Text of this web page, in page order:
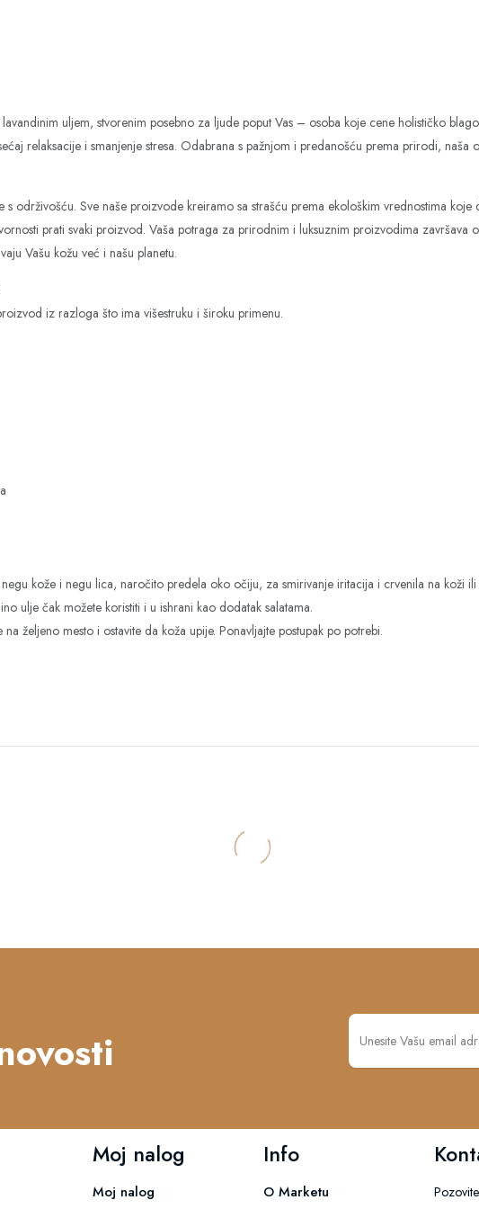
uljem, stvorenim posebno za ljude poput Vas – osoba koje cene holističko
relaksacije i smanjenje stresa. Odabrana s pažnjom i predanošću prema prirodi,
s održivošću. Sve naše proizvode kreiramo sa strašću prema ekološkim vrednostima
prati svaki proizvod. Vaša potraga za prirodnim i luksuznim proizvodima završava
Vašu kožu već i našu planetu.
iz razloga što ima višestruku i široku primenu.
kože i negu lica, naročito predela oko očiju, za smirivanje iritacija i crvenila na koži
ulje čak možete koristiti i u ishrani kao dodatak salatama.
željeno mesto i ostavite da koža upije. Ponavljajte postupak po potrebi.
Moj nalog
Moj nalog
Info
O Marketu